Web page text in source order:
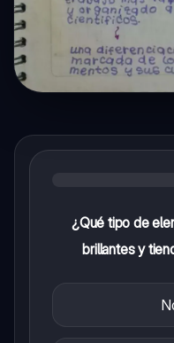
¿Qué tipo de
brillantes y